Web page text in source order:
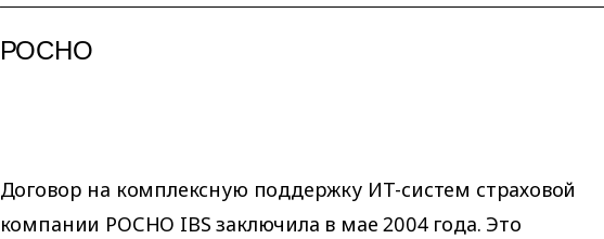
РОСНО
Договор на комплексную поддержку ИТ-систем страховой
компании РОСНО IBS заключила в мае 2004 года. Это